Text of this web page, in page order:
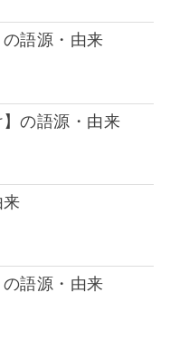
語源・由来
の語源・由来
語源・由来